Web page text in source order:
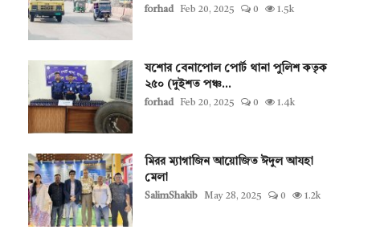
forhad Feb 20, 2025 0 1.5k
যশোর বেনাপোল পোর্ট থানা পুলিশ কতৃক
২৫০ (দুইশত পঞ্চ...
forhad Feb 20, 2025 0 1.4k
মিরর ম্যাগাজিন আয়োজিত ঈদুল আযহা
মেলা
SalimShakib May 28, 2025 0 1.2k